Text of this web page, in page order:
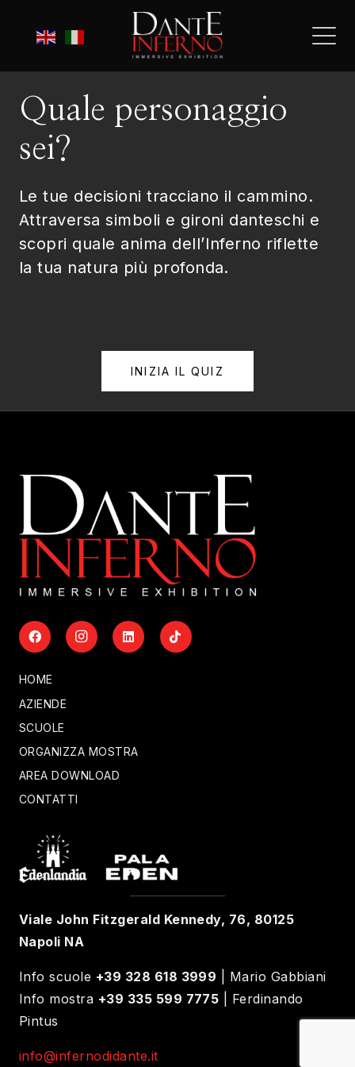
Quale personaggio
sei?
Le tue decisioni tracciano il cammino.
Attraversa simboli e gironi danteschi e
scopri quale anima dell’Inferno riflette
la tua natura più profonda.
INIZIA IL QUIZ
HOME
AZIENDE
SCUOLE
ORGANIZZA MOSTRA
AREA DOWNLOAD
CONTATTI
Viale John Fitzgerald Kennedy, 76, 80125
Napoli NA
Info scuole +39 328 618 3999 | Mario Gabbiani
Info mostra +39 335 599 7775 | Ferdinando
Pintus
info@infernodidante.it